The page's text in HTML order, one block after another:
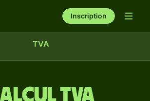
Inscription
TVA
TVA